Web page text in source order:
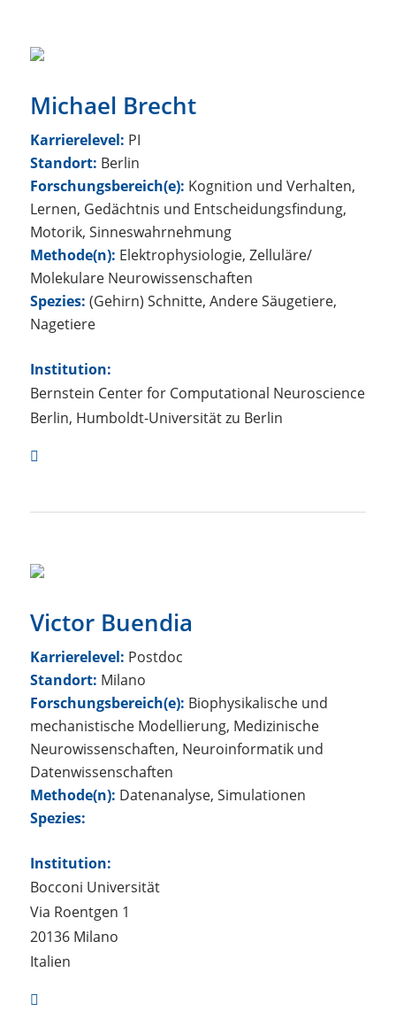
Michael Brecht
Karrierelevel: PI
Standort: Berlin
Forschungsbereich(e): Kognition und Verhalten,
Lernen, Gedächtnis und Entscheidungsfindung,
Motorik, Sinneswahrnehmung
Methode(n): Elektrophysiologie, Zelluläre/
Molekulare Neurowissenschaften
Spezies: (Gehirn) Schnitte, Andere Säugetiere,
Nagetiere
Institution:
Bernstein Center for Computational Neuroscience
Berlin, Humboldt-Universität zu Berlin
Victor Buendia
Karrierelevel: Postdoc
Standort: Milano
Forschungsbereich(e): Biophysikalische und
mechanistische Modellierung, Medizinische
Neurowissenschaften, Neuroinformatik und
Datenwissenschaften
Methode(n): Datenanalyse, Simulationen
Spezies:
Institution:
Bocconi Universität
Via Roentgen 1
20136 Milano
Italien